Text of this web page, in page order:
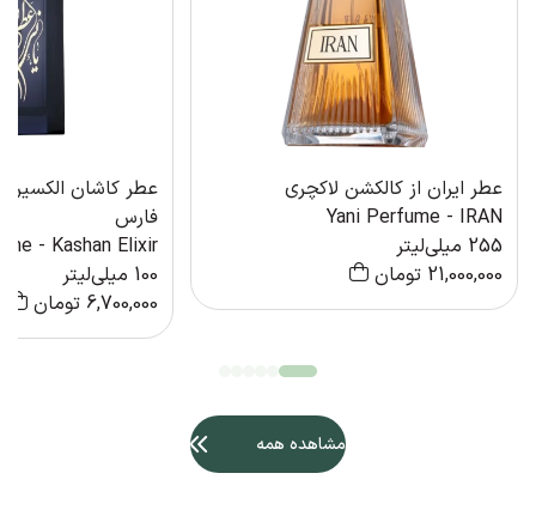
عطر ایران از کالکشن لاکچری
Yani Perfume - IRAN
255 میلی‌لیتر
21,000,000 تومان
عطر کاشان الکسیر
فارس
- Kashan Elixir
100 میلی‌لیتر
6,700,000 تومان
مشاهده همه